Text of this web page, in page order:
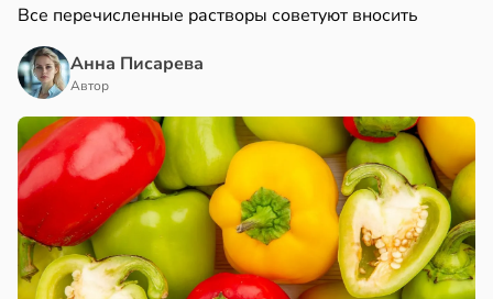
в13:55
Все перечисленные растворы советуют вносить
Анна Писарева
Автор